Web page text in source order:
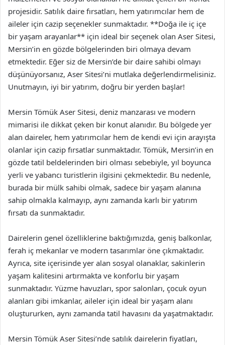
projesidir. Satılık daire fırsatları, hem yatırımcılar hem de
aileler için cazip seçenekler sunmaktadır. **Doğa ile iç içe
bir yaşam arayanlar** için ideal bir seçenek olan Aser Sitesi,
Mersin’in en gözde bölgelerinden biri olmaya devam
etmektedir. Eğer siz de Mersin’de bir daire sahibi olmayı
düşünüyorsanız, Aser Sitesi’ni mutlaka değerlendirmelisiniz.
Unutmayın, iyi bir yatırım, doğru bir yerden başlar!
Mersin Tömük Aser Sitesi, deniz manzarası ve modern
mimarisi ile dikkat çeken bir konut alanıdır. Bu bölgede yer
alan daireler, hem yatırımcılar hem de kendi evi için arayışta
olanlar için cazip fırsatlar sunmaktadır. Tömük, Mersin’in en
gözde tatil beldelerinden biri olması sebebiyle, yıl boyunca
yerli ve yabancı turistlerin ilgisini çekmektedir. Bu nedenle,
burada bir mülk sahibi olmak, sadece bir yaşam alanına
sahip olmakla kalmayıp, aynı zamanda karlı bir yatırım
fırsatı da sunmaktadır.
Dairelerin genel özelliklerine baktığımızda, geniş balkonlar,
ferah iç mekanlar ve modern tasarımlar öne çıkmaktadır.
Ayrıca, site içerisinde yer alan sosyal olanaklar, sakinlerin
yaşam kalitesini artırmakta ve konforlu bir yaşam
sunmaktadır. Yüzme havuzları, spor salonları, çocuk oyun
alanları gibi imkanlar, aileler için ideal bir yaşam alanı
oluştururken, aynı zamanda tatil havasını da yaşatmaktadır.
Mersin Tömük Aser Sitesi’nde satılık dairelerin fiyatları,